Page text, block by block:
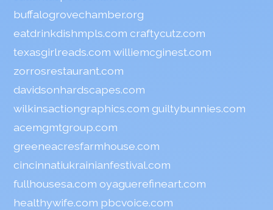
buffalogrovechamber.org
eatdrinkdishmpls.com craftycutz.com
texasgirlreads.com williemcginest.com
zorrosrestaurant.com
davidsonhardscapes.com
wilkinsactiongraphics.com guiltybunnies.com
acemgmtgroup.com
greeneacresfarmhouse.com
cincinnatiukrainianfestival.com
fullhousesa.com oyaguerefineart.com
healthywife.com pbcvoice.com